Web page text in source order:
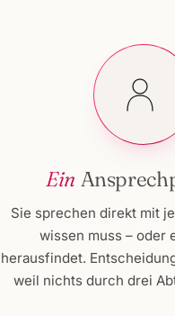
Ein
Sie sprechen direkt mit
wissen muss – oder
herausfindet.
weil nichts durch drei